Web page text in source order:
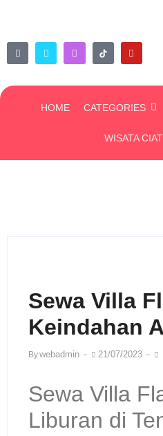
HOME CATEGORIES
WISATA
Sewa Villa
Keindahan
ByWebadmin 21/07/2023
Sewa Villa
Liburan di